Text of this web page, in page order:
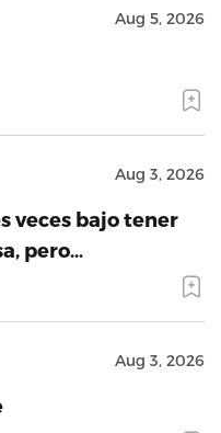
Aug 5, 2026
Aug 3, 2026
veces bajo tener
pero…
Aug 3, 2026